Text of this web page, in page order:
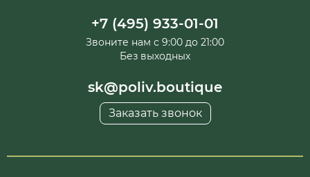
+7 (495) 933-01-01
Звоните нам с 9:00 до 21:00
Без выходных
sk@poliv.boutique
Заказать звонок